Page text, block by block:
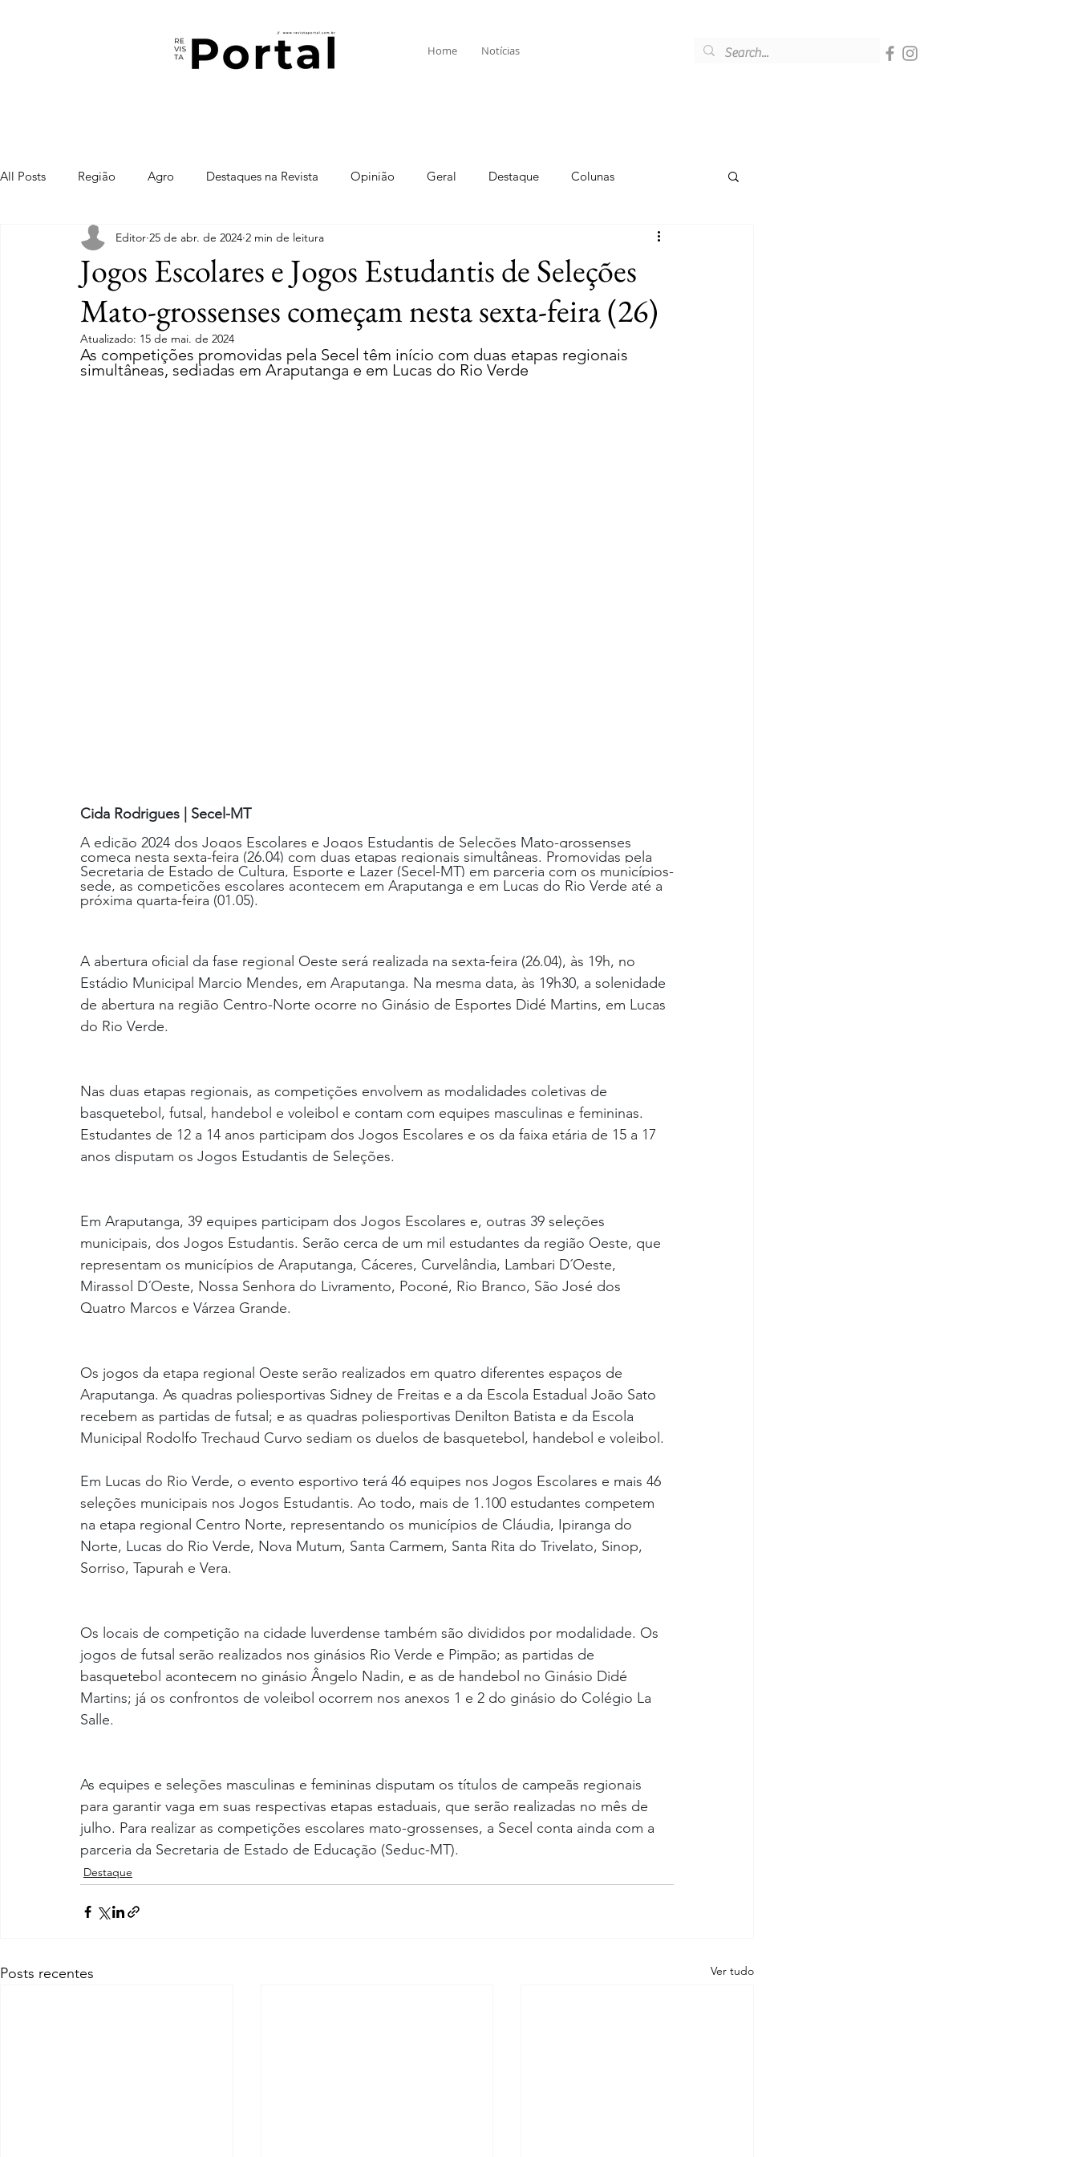
Home Notícias
All Posts Região Agro Destaques na Revista Opinião Geral Destaque Colunas
Jogos Escolares e Jogos Estudantis de Seleções
Mato-grossenses começam nesta sexta-feira (26)
Editor 25 de abr. de 2024 2 min de leitura
Atualizado: 15 de mai. de 2024
As competições promovidas pela Secel têm início com duas etapas regionais
simultâneas, sediadas em Araputanga e em Lucas do Rio Verde
Cida Rodrigues | Secel-MT
A edição 2024 dos Jogos Escolares e Jogos Estudantis de Seleções Mato-grossenses
começa nesta sexta-feira (26.04) com duas etapas regionais simultâneas. Promovidas pela
Secretaria de Estado de Cultura, Esporte e Lazer (Secel-MT) em parceria com os municípios-
sede, as competições escolares acontecem em Araputanga e em Lucas do Rio Verde até a
próxima quarta-feira (01.05).
A abertura oficial da fase regional Oeste será realizada na sexta-feira (26.04), às 19h, no
Estádio Municipal Marcio Mendes, em Araputanga. Na mesma data, às 19h30, a solenidade
de abertura na região Centro-Norte ocorre no Ginásio de Esportes Didé Martins, em Lucas
do Rio Verde.
Nas duas etapas regionais, as competições envolvem as modalidades coletivas de
basquetebol, futsal, handebol e voleibol e contam com equipes masculinas e femininas.
Estudantes de 12 a 14 anos participam dos Jogos Escolares e os da faixa etária de 15 a 17
anos disputam os Jogos Estudantis de Seleções.
Em Araputanga, 39 equipes participam dos Jogos Escolares e, outras 39 seleções
municipais, dos Jogos Estudantis. Serão cerca de um mil estudantes da região Oeste, que
representam os municípios de Araputanga, Cáceres, Curvelândia, Lambari D´Oeste,
Mirassol D´Oeste, Nossa Senhora do Livramento, Poconé, Rio Branco, São José dos
Quatro Marcos e Várzea Grande.
Os jogos da etapa regional Oeste serão realizados em quatro diferentes espaços de
Araputanga. As quadras poliesportivas Sidney de Freitas e a da Escola Estadual João Sato
recebem as partidas de futsal; e as quadras poliesportivas Denilton Batista e da Escola
Municipal Rodolfo Trechaud Curvo sediam os duelos de basquetebol, handebol e voleibol.
Em Lucas do Rio Verde, o evento esportivo terá 46 equipes nos Jogos Escolares e mais 46
seleções municipais nos Jogos Estudantis. Ao todo, mais de 1.100 estudantes competem
na etapa regional Centro Norte, representando os municípios de Cláudia, Ipiranga do
Norte, Lucas do Rio Verde, Nova Mutum, Santa Carmem, Santa Rita do Trivelato, Sinop,
Sorriso, Tapurah e Vera.
Os locais de competição na cidade luverdense também são divididos por modalidade. Os
jogos de futsal serão realizados nos ginásios Rio Verde e Pimpão; as partidas de
basquetebol acontecem no ginásio Ângelo Nadin, e as de handebol no Ginásio Didé
Martins; já os confrontos de voleibol ocorrem nos anexos 1 e 2 do ginásio do Colégio La
Salle.
As equipes e seleções masculinas e femininas disputam os títulos de campeãs regionais
para garantir vaga em suas respectivas etapas estaduais, que serão realizadas no mês de
julho. Para realizar as competições escolares mato-grossenses, a Secel conta ainda com a
parceria da Secretaria de Estado de Educação (Seduc-MT).
Destaque
Posts recentes Ver tudo